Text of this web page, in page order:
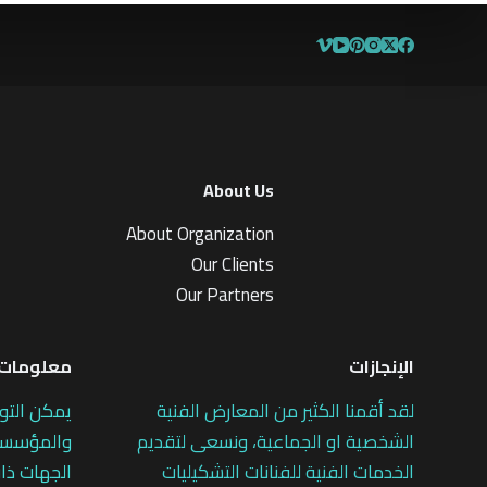
About Us
About Organization
Our Clients
Our Partners
الإنجازات
لقد أقمنا الكثير من المعارض الفنية
الشخصية او الجماعية، ونسعى لتقديم
الخدمات الفنية للفنانات التشكيليات
يمكن
الجهات